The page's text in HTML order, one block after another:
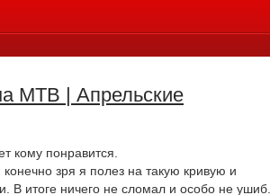
MTB | Апрельские
кому понравится.
зря я полез на такую кривую и
В итоге ничего не сломал и особо не